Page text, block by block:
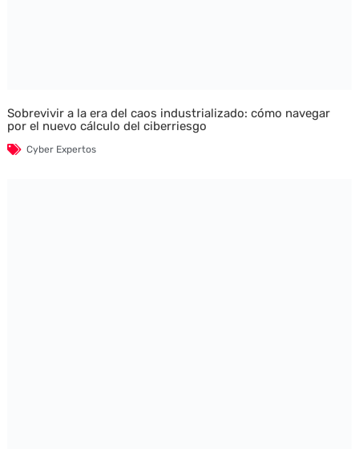
Sobrevivir a la era del caos industrializado: cómo navegar
por el nuevo cálculo del ciberriesgo
Cyber Expertos